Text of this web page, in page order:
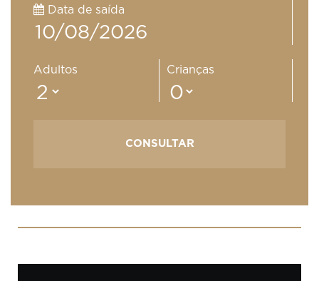
Data de saída
Adultos Crianças